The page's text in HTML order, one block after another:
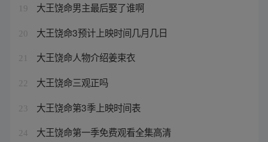
19 大王饶命男主最后娶了谁啊
20 大王饶命3预计上映时间几月几日
21 大王饶命人物介绍姜束衣
22 大王饶命三观正吗
23 大王饶命第3季上映时间表
24 大王饶命第一季免费观看全集高清